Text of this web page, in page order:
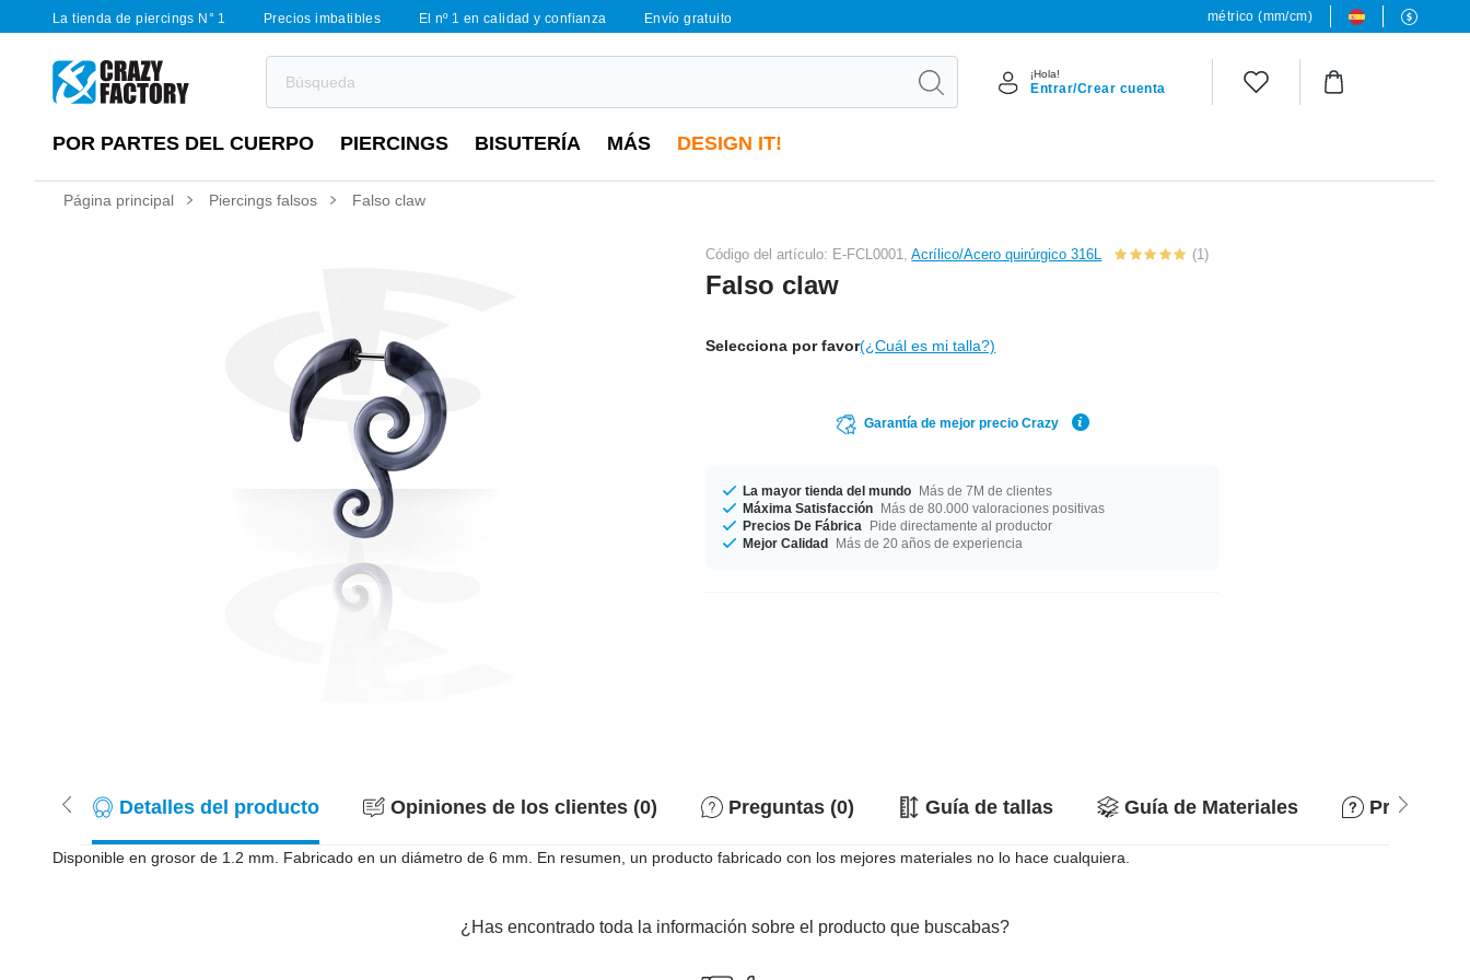
La tienda de piercings N° 1 Precios imbatibles El nº 1 en calidad y confianza Envío gratuito métrico (mm/cm)
¡Hola!
Entrar/Crear cuenta
POR PARTES DEL CUERPO PIERCINGS BISUTERÍA MÁS DESIGN IT!
Página principal Piercings falsos Falso claw
Código del artículo: E-FCL0001,Acrílico/Acero quirúrgico 316L (1)
Falso claw
Selecciona por favor(¿Cuál es mi talla?)
Garantía de mejor precio Crazy
La mayor tienda del mundo Más de 7M de clientes
Máxima Satisfacción Más de 80.000 valoraciones positivas
Precios De Fábrica
Pide directamente al productor
Mejor Calidad Más de 20 años de experiencia
Detalles del producto Opiniones de los clientes (0) Preguntas (0) Guía de tallas Guía de Materiales
Disponible en grosor de 1.2 mm. Fabricado en un diámetro de 6 mm. En resumen, un producto fabricado con los mejores materiales no lo hace cualquiera.
¿Has encontrado toda la información sobre el producto que buscabas?